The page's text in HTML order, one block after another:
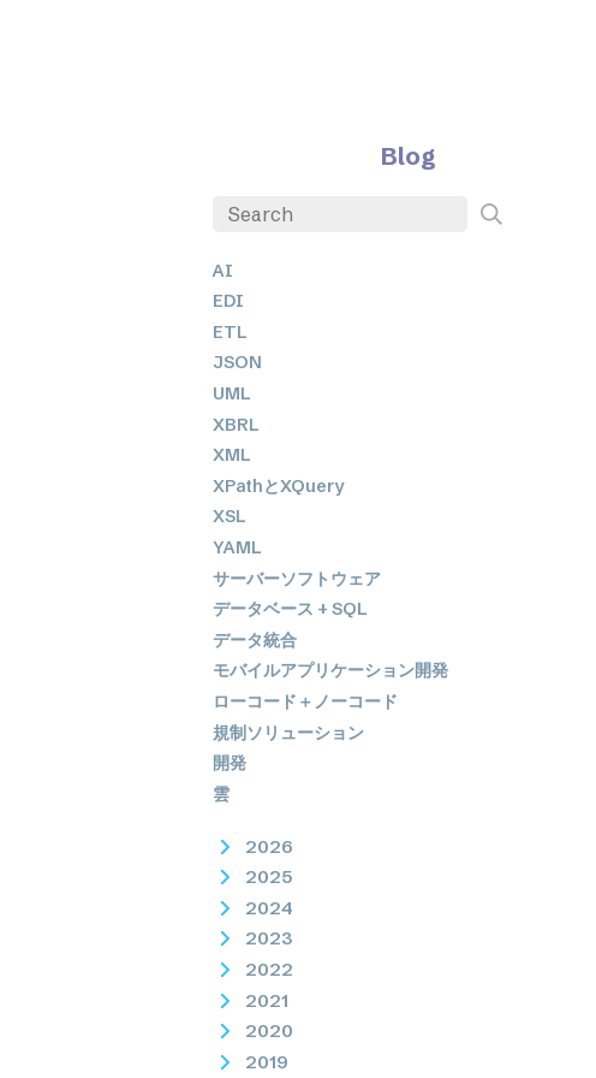
Blog
AI
EDI
ETL
JSON
UML
XBRL
XML
XPathとXQuery
XSL
YAML
サーバーソフトウェア
データベース + SQL
データ統合
モバイルアプリケーション開発
ローコード＋ノーコード
規制ソリューション
開発
雲
2026
2025
2024
2023
2022
2021
2020
2019